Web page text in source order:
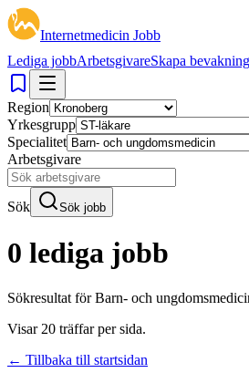
Internetmedicin Jobb
Lediga jobbArbetsgivareSkapa bevakning
Region
Yrkesgrupp
Specialitet
Arbetsgivare
Sök Sök jobb
0 lediga jobb
Sökresultat förBarn- och
Visar 20 träffar per sida.
← Tillbaka till startsidan